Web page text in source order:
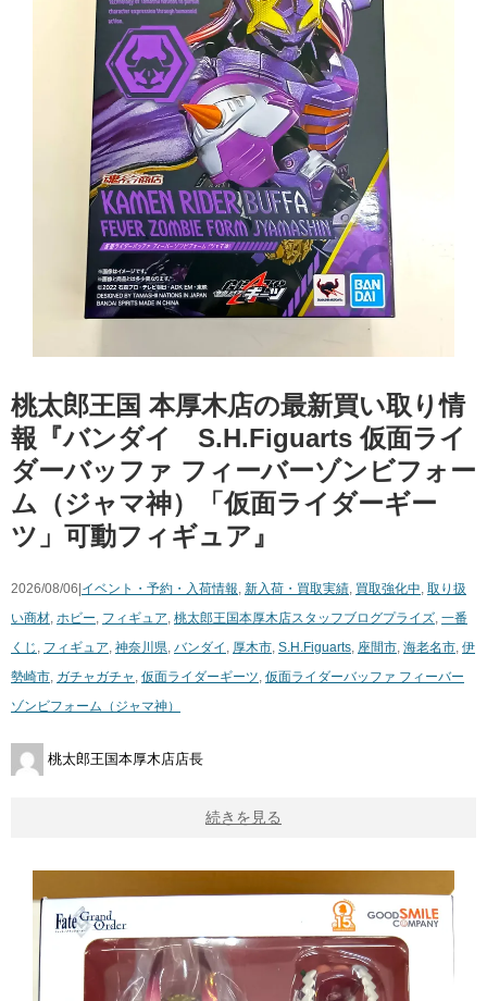
桃太郎王国 本厚木店の最新買い取り情
報『バンダイ S.H.Figuarts 仮面ライ
ダーバッファ フィーバーゾンビフォー
ム（ジャマ神）「仮面ライダーギー
ツ」可動フィギュア』
2026/08/06|イベント・予約・入荷情報 新入荷・買取実績 買取強化中 取り扱
い商材 ホビー フィギュア 桃太郎王国本厚木店スタッフブログプライズ 一番
くじ
フィギュア 神奈川県 バンダイ 厚木市 S.H.Figuarts 座間市 海老名市 伊
勢崎市 ガチャガチャ 仮面ライダーギーツ 仮面ライダーバッファ フィーバー
ゾンビフォーム（ジャマ神）
桃太郎王国本厚木店店長
続きを見る